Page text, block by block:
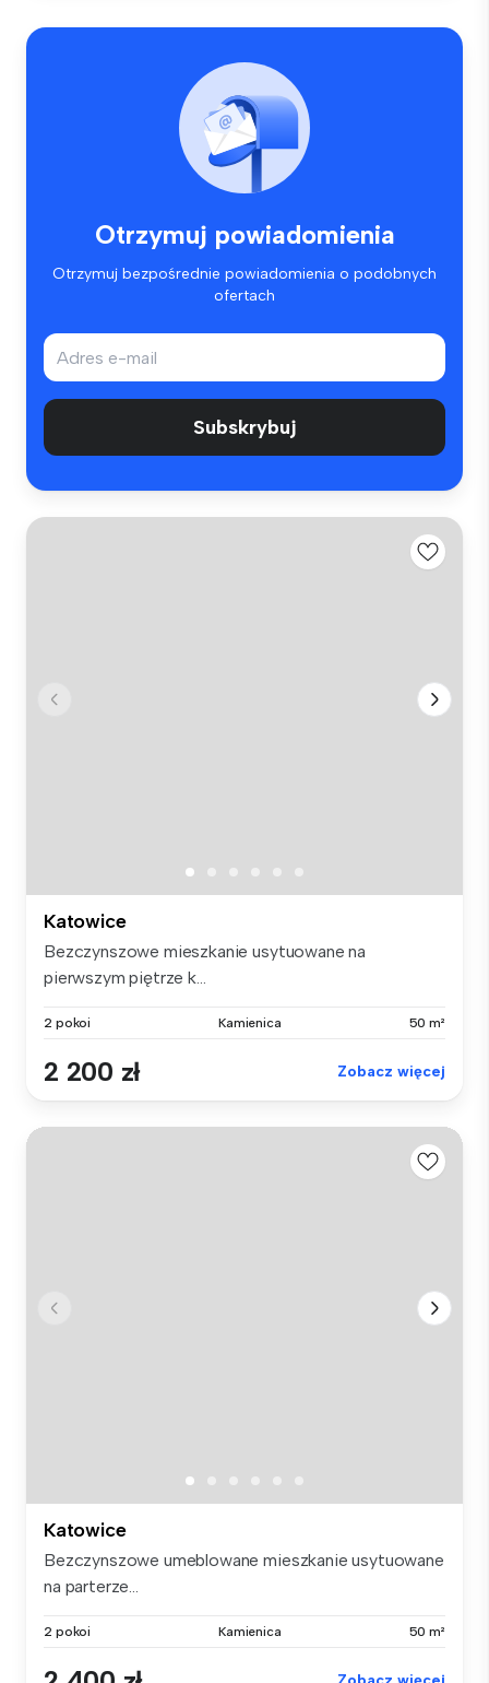
Otrzymuj powiadomienia
Otrzymuj bezpośrednie powiadomienia o podobnych
ofertach
Subskrybuj
Katowice
Bezczynszowe mieszkanie usytuowane na
pierwszym piętrze k...
2 pokoi Kamienica 50 m²
2 200 zł Zobacz więcej
Katowice
Bezczynszowe umeblowane mieszkanie usytuowane
na parterze...
2 pokoi Kamienica 50 m²